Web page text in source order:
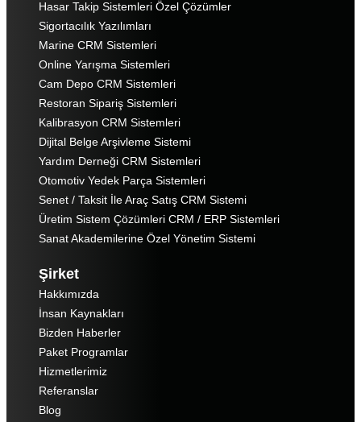
Hasar Takip Sistemleri Özel Çözümler
Sigortacılık Yazılımları
Marine CRM Sistemleri
Online Yarışma Sistemleri
Cam Depo CRM Sistemleri
Restoran Sipariş Sistemleri
Kalibrasyon CRM Sistemleri
Dijital Belge Arşivleme Sistemi
Yardım Derneği CRM Sistemleri
Otomotiv Yedek Parça Sistemleri
Senet / Taksit İle Araç Satış CRM Sistemi
Üretim Sistem Çözümleri CRM / ERP Sistemleri
Sanat Akademilerine Özel Yönetim Sistemi
Şirket
Hakkımızda
İnsan Kaynakları
Bizden Haberler
Paket Programlar
Hizmetlerimiz
Referanslar
Blog